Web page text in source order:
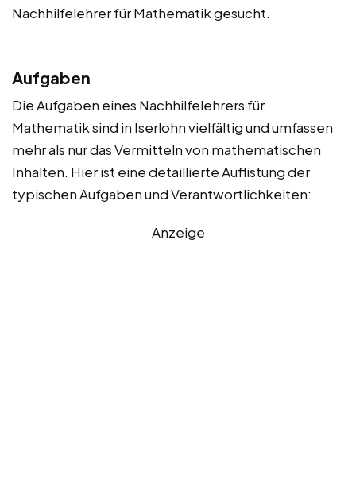
Nachhilfelehrer für Mathematik gesucht.
Aufgaben
Die Aufgaben eines Nachhilfelehrers für
Mathematik sind in Iserlohn vielfältig und umfassen
mehr als nur das Vermitteln von mathematischen
Inhalten. Hier ist eine detaillierte Auflistung der
typischen Aufgaben und Verantwortlichkeiten:
Anzeige